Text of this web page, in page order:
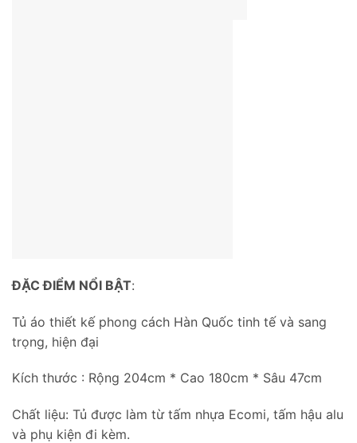
ĐẶC ĐIỂM NỔI BẬT:
Tủ áo thiết kế phong cách Hàn Quốc tinh tế và sang
trọng, hiện đại
Kích thước : Rộng 204cm * Cao 180cm * Sâu 47cm
Chất liệu: Tủ được làm từ tấm nhựa Ecomi, tấm hậu alu
và phụ kiện đi kèm.